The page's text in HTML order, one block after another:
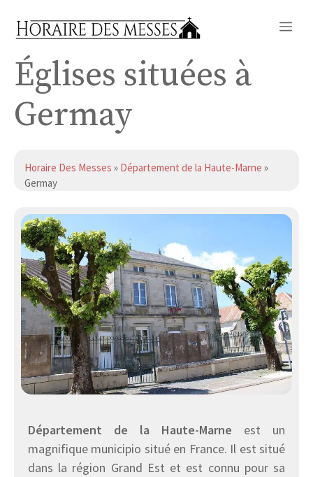
Églises situées à
Germay
Horaire Des Messes » Département de la Haute-Marne »
Germay
Département de la Haute-Marne est un
magnifique municipio situé en France. Il est situé
dans la région Grand Est et est connu pour sa